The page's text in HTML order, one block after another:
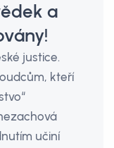
a
justice.
kteří
učiní